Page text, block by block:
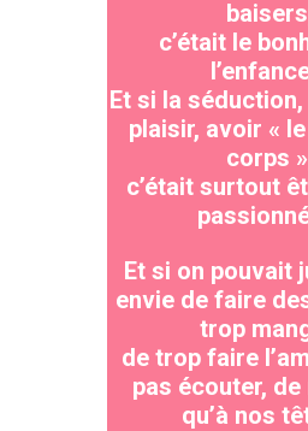
c’était le
Et si la
plaisir, avoir «
corps
c’était surtout
Et si on pouvait
envie de faire
trop
de trop faire
pas écouter, de
qu’à nos